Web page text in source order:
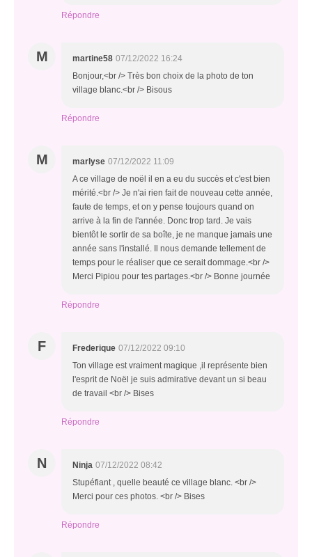
Répondre
M martine58 07/12/2022 16:24
Bonjour,<br /> Très bon choix de la photo de ton
village blanc.<br /> Bisous
Répondre
M marlyse 07/12/2022 11:09
A ce village de noël il en a eu du succès et c'est bien
mérité.<br /> Je n'ai rien fait de nouveau cette année,
faute de temps, et on y pense toujours quand on
arrive à la fin de l'année. Donc trop tard. Je vais
bientôt le sortir de sa boîte, je ne manque jamais une
année sans l'installé. Il nous demande tellement de
temps pour le réaliser que ce serait dommage.<br />
Merci Pipiou pour tes partages.<br /> Bonne journée
Répondre
F Frederique 07/12/2022 09:10
Ton village est vraiment magique ,il représente bien
l'esprit de Noël je suis admirative devant un si beau
de travail <br /> Bises
Répondre
N Ninja 07/12/2022 08:42
Stupéfiant , quelle beauté ce village blanc. <br />
Merci pour ces photos. <br /> Bises
Répondre